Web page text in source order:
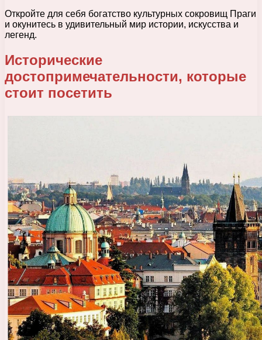
Откройте для себя богатство культурных сокровищ Праги
и окунитесь в удивительный мир истории, искусства и
легенд.
Исторические
достопримечательности, которые
стоит посетить